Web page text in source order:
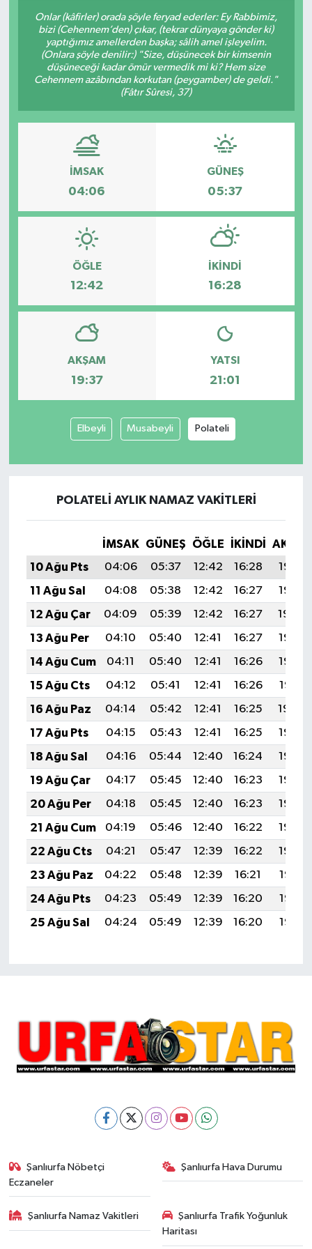
Onlar (kâfirler) orada şöyle feryad ederler: Ey Rabbimiz,
bizi (Cehennem’den) çıkar, (tekrar dünyaya gönder ki)
yaptığımız amellerden başka; sâlih amel işleyelim.
(Onlara şöyle denilir:) "Size, düşünecek bir kimsenin
düşüneceği kadar ömür vermedik mi ki? Hem size
Cehennem azâbından korkutan (peygamber) de geldi."
(Fâtır Sûresi, 37)
İMSAK
04:06
GÜNEŞ
05:37
ÖĞLE
12:42
İKINDI
16:28
AKŞAM
19:37
YATSI
21:01
Elbeyli Musabeyli Polateli
POLATELI AYLIK NAMAZ VAKITLERI
İMSAK GÜNEŞ ÖĞLE İKINDI
10 Ağu Pts
04:06 05:37 12:42 16:28
19:37
11 Ağu Sal
04:08 05:38 12:42 16:27
19:36
12 Ağu Çar
04:09 05:39 12:42 16:27
19:34
13 Ağu Per
04:10 05:40 12:41 16:27
19:33
14 Ağu Cum
04:11 05:40 12:41 16:26
19:32
15 Ağu Cts
04:12 05:41 12:41 16:26
19:31
16 Ağu Paz
04:14 05:42 12:41 16:25
19:30
17 Ağu Pts
04:15 05:43 12:41 16:25
19:28
18 Ağu Sal
04:16 05:44 12:40 16:24
19:27
19 Ağu Çar
04:17 05:45 12:40 16:23
19:26
20 Ağu Per
04:18 05:45 12:40 16:23
19:25
21 Ağu Cum
04:19 05:46 12:40 16:22
19:23
22 Ağu Cts
04:21 05:47 12:39 16:22
19:22
23 Ağu Paz
04:22 05:48 12:39 16:21
19:21
24 Ağu Pts
04:23 05:49 12:39 16:20
19:19
25 Ağu Sal
04:24 05:49 12:39 16:20 19:18
Şanlıurfa Nöbetçi
Eczaneler
Şanlıurfa Hava Durumu
Şanlıurfa Namaz Vakitleri
Şanlıurfa Trafik Yoğunluk
Haritası